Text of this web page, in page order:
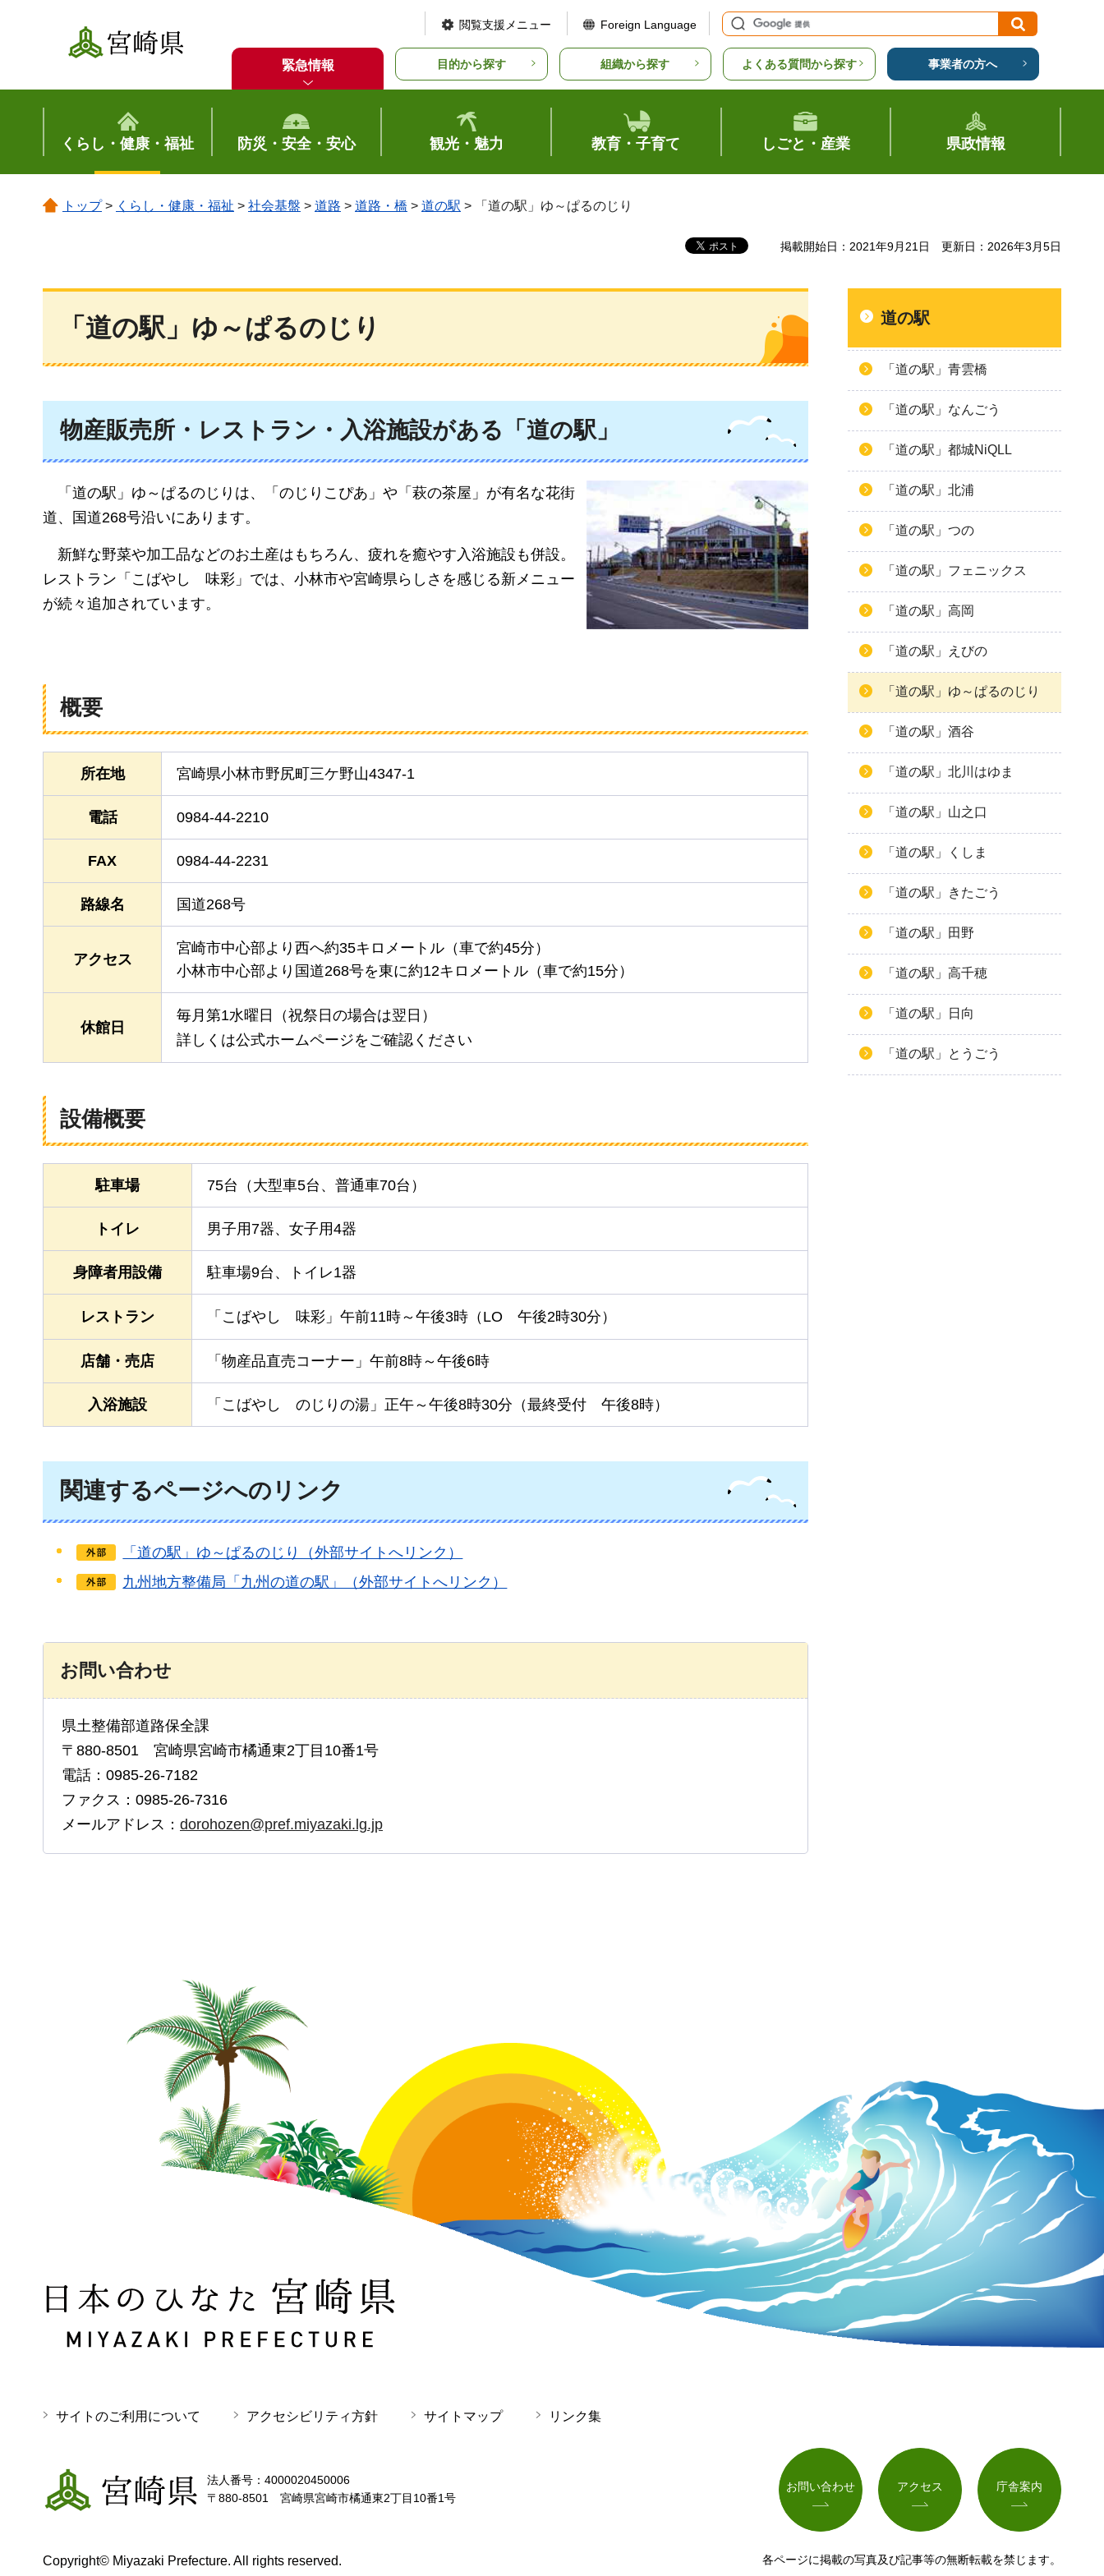
宮崎県
閲覧支援メニュー Foreign Language
緊急情報 目的から探す 組織から探す よくある質問から探す 事業者の方へ
くらし・健康・福祉 防災・安全・安心 観光・魅力 教育・子育て しごと・産業 県政情報
トップ> くらし・健康・福祉 > 社会基盤 > 道路 > 道路・橋 > 道の駅 > 「道の駅」ゆ～ぱるのじり
掲載開始日：2021年9月21日 更新日：2026年3月5日
「道の駅」ゆ～ぱるのじり
物産販売所・レストラン・入浴施設がある「道の駅」
「道の駅」 ゆ～ぱるのじりは、「のじりこぴあ」や「萩の茶屋」が有名な花街
道、国道268号沿いにあります。
新鮮な野菜や加工品などのお土産はもちろん、疲れを癒やす入浴施設も併設。
レストラン「こばやし
味彩 」では、小林市や宮崎県らしさを感じる新メニュー
が続々追加されています。
概要
所在地 宮崎県小林市野尻町三ケ野山4347-1
電話 0984-44-2210
FAX 0984-44-2231
路線名 国道268号
アクセス
宮崎市中心部より西へ約35キロメートル（車で約45分）
小林市中心部より国道268号を東に約12キロメートル（車で約15分）
休館日
毎月第1水曜日（祝祭日の場合は翌日）
詳しくは公式ホームページをご確認ください
設備概要
駐車場 75台（大型車5台、普通車70台）
トイレ 男子用7器、女子用4器
身障者用設備 駐車場9台、トイレ1器
レストラン 「こばやし 味彩 」午前11時～午後3時（LO 午後2時30分 ）
店舗・売店 「物産品直売コーナー」午前8時～午後6時
入浴施設 「こばやし のじりの湯 」正午～午後8時30分（最終受付 午後8時）
関連するページへのリンク
「道の駅」ゆ～ぱるのじり（外部サイトへリンク）
九州地方整備局「九州の道の駅」（外部サイトへリンク）
お問い合わせ
県土整備部道路保全課
〒880-8501 宮崎県宮崎市橘通東2丁目10番1号
電話：0985-26-7182
ファクス：0985-26-7316
メールアドレス： dorohozen@pref.miyazaki.lg.jp
道の駅
「道の駅」青雲橋
「道の駅」なんごう
「道の駅」都城NiQLL
「道の駅」北浦
「道の駅」つの
「道の駅」フェニックス
「道の駅」高岡
「道の駅」えびの
「道の駅」ゆ～ぱるのじり
「道の駅」酒谷
「道の駅」北川はゆま
「道の駅」山之口
「道の駅」くしま
「道の駅」きたごう
「道の駅」田野
「道の駅」高千穂
「道の駅」日向
「道の駅」とうごう
日本のひなた 宮崎県 MIYAZAKI PREFECTURE
サイトのご利用について アクセシビリティ方針 サイトマップ リンク集
宮崎県
法人番号：4000020450006
〒880-8501 宮崎県宮崎市橘通東2丁目10番1号
お問い合わせ アクセス 庁舎案内
Copyright© Miyazaki Prefecture. All rights reserved. 各ページに掲載の写真及び記事等の無断転載を禁じます。